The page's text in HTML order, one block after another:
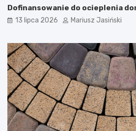
Dofinansowanie do ocieplenia
13 lipca 2026 Mariusz Jasiński